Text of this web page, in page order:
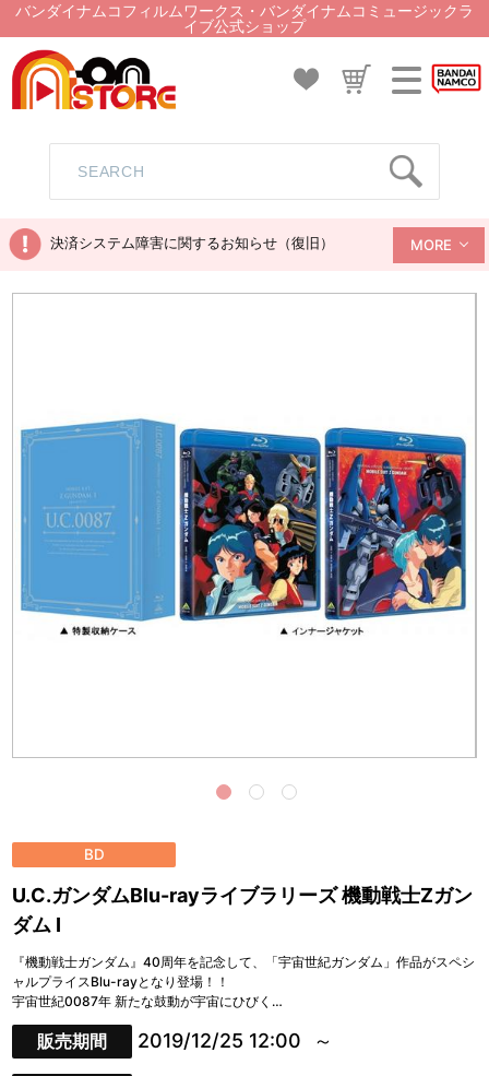
バンダイナムコフィルムワークス・バンダイナムコミュージックラ
イブ公式ショップ
決済システム障害に関するお知らせ（復旧） MORE
BD
U.C.ガンダムBlu-rayライブラリーズ 機動戦士Zガン
ダム Ⅰ
『機動戦士ガンダム』40周年を記念して、「宇宙世紀ガンダム」作品がスペシ
ャルプライスBlu-rayとなり登場！！
宇宙世紀0087年 新たな鼓動が宇宙にひびく…
販売期間 2019/12/25 12:00